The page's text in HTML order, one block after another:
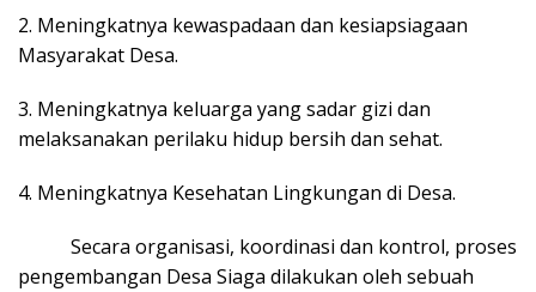
2. Meningkatnya kewaspadaan dan kesiapsiagaan
Masyarakat Desa.
3. Meningkatnya keluarga yang sadar gizi dan
melaksanakan perilaku hidup bersih dan sehat.
4. Meningkatnya Kesehatan Lingkungan di Desa.
Secara organisasi, koordinasi dan kontrol, proses
pengembangan Desa Siaga dilakukan oleh sebuah